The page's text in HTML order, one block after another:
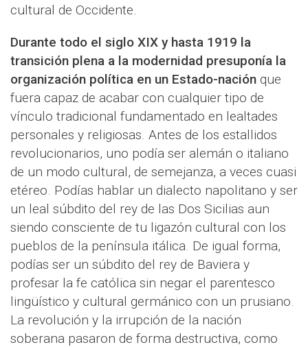
cultural de Occidente.
Durante todo el siglo XIX y hasta 1919 la
transición plena a la modernidad presuponía la
organización política en un Estado-nación que
fuera capaz de acabar con cualquier tipo de
vínculo tradicional fundamentado en lealtades
personales y religiosas. Antes de los estallidos
revolucionarios, uno podía ser alemán o italiano
de un modo cultural, de semejanza, a veces cuasi
etéreo. Podías hablar un dialecto napolitano y ser
un leal súbdito del rey de las Dos Sicilias aun
siendo consciente de tu ligazón cultural con los
pueblos de la península itálica. De igual forma,
podías ser un súbdito del rey de Baviera y
profesar la fe católica sin negar el parentesco
lingüístico y cultural germánico con un prusiano.
La revolución y la irrupción de la nación
soberana pasaron de forma destructiva, como